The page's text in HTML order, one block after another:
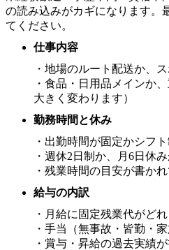
の読み込みがカギになります。
てください。
仕事内容
・地場のルート配送か、
・食品・日用品メインか
大きく変わります）
勤務時間と休み
・出勤時間が固定かシフ
・週休2日制か、月6日休
・残業時間の目安が書か
給与の内訳
・月給に固定残業代がど
・手当（無事故・皆勤・
・賞与・昇給の過去実績